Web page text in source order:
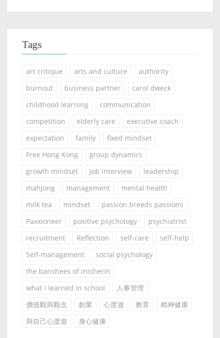
Tags
art critique arts and culture
authority
burnout
business partner
carol dweck
childhood learning
communication
competition
elderly care
executive coach
expectation
family
fixed mindset
Free Hong Kong
group dynamics
growth mindset
job interview
leadership
mahjong
management
mental health
milk tea
mindset
passion breeds passions
Paxxioneer
positive psychology
psychiatrist
recruitment
Reflection self-care
self-help
Self-management
social psychology
the banshees of inisherin
what i learned in school
人事管理
價值觀與觀念
創業 心度遊 教育
精神健康
與自己心度遊
身心健康